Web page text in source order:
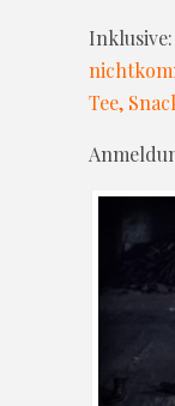
Inklusive:
Tee,